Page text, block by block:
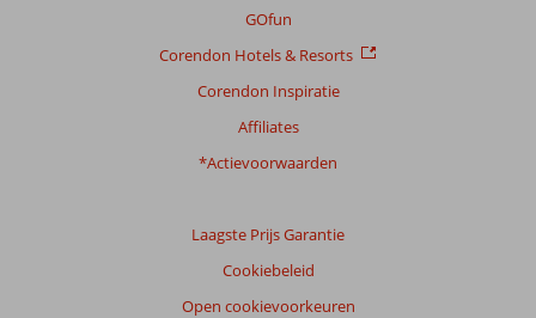
GOfun
Corendon Hotels & Resorts
Corendon Inspiratie
Affiliates
*Actievoorwaarden
Laagste Prijs Garantie
Cookiebeleid
Open cookievoorkeuren